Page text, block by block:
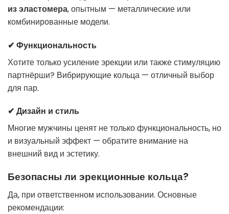
из эластомера, опытным — металлические или
комбинированные модели.
✔ Функциональность
Хотите только усиление эрекции или также стимуляцию
партнёрши? Вибрирующие кольца — отличный выбор
для пар.
✔ Дизайн и стиль
Многие мужчины ценят не только функциональность, но
и визуальный эффект — обратите внимание на
внешний вид и эстетику.
Безопасны ли эрекционные кольца?
Да, при ответственном использовании. Основные
рекомендации: